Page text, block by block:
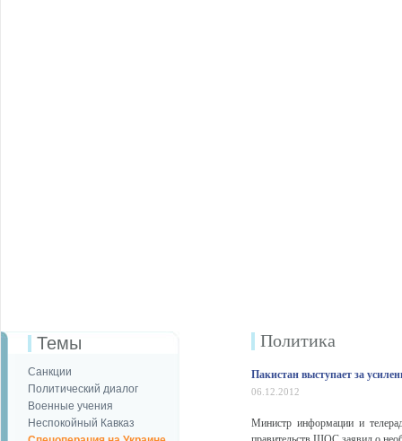
Темы
Санкции
Политический диалог
Военные учения
Неспокойный Кавказ
Политика
Пакистан выступает за
06.12.2012
Министр информации и